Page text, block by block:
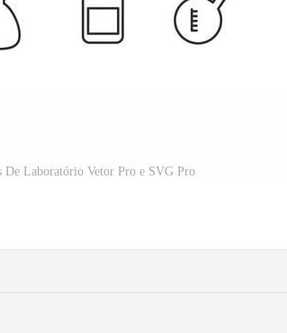
De Laboratório Vetor Pro e SVG Pro